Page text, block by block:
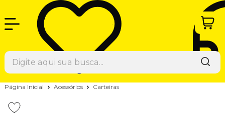
Página Inicial Acessórios Carteiras